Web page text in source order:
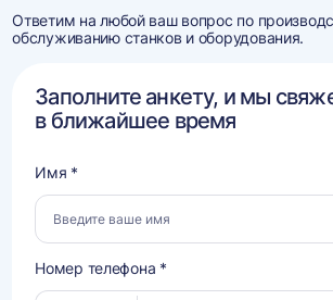
Ответим на любой ваш вопрос по
обслуживанию станков и оборудования.
Заполните анкету, и мы
в ближайшее время
Имя *
Номер телефона *